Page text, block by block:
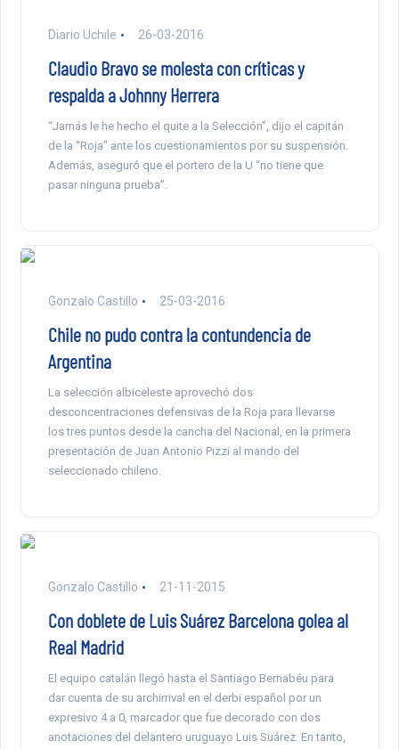
Diario Uchile 26-03-2016
Claudio Bravo se molesta con críticas y
respalda a Johnny Herrera
“Jamás le he hecho el quite a la Selección”, dijo el capitán
de la “Roja” ante los cuestionamientos por su suspensión.
Además, aseguró que el portero de la U “no tiene que
pasar ninguna prueba”.
Gonzalo Castillo 25-03-2016
Chile no pudo contra la contundencia de
Argentina
La selección albiceleste aprovechó dos
desconcentraciones defensivas de la Roja para llevarse
los tres puntos desde la cancha del Nacional, en la primera
presentación de Juan Antonio Pizzi al mando del
seleccionado chileno.
Gonzalo Castillo 21-11-2015
Con doblete de Luis Suárez Barcelona golea al
Real Madrid
El equipo catalán llegó hasta el Santiago Bernabéu para
dar cuenta de su archirrival en el derbi español por un
expresivo 4 a 0, marcador que fue decorado con dos
anotaciones del delantero uruguayo Luis Suárez. En tanto,